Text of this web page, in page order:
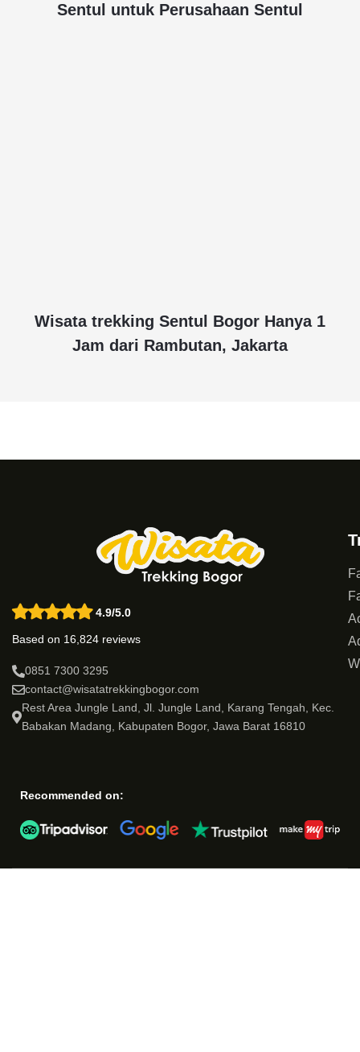
Sentul untuk Perusahaan Sentul
Wisata trekking Sentul Bogor Hanya 1
Jam dari Rambutan, Jakarta
4.9/5.0
Based on 16,824 reviews
0851 7300 3295
contact@wisatatrekkingbogor.com
Rest Area Jungle Land, Jl. Jungle Land, Karang Tengah, Kec.
Babakan Madang, Kabupaten Bogor, Jawa Barat 16810
Recommended on: